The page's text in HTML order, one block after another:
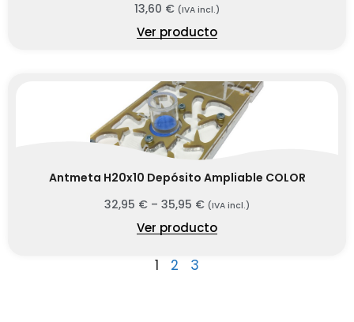
13,60 € (IVA incl.)
Ver producto
Antmeta H20x10 Depósito Ampliable COLOR
32,95 € – 35,95 € (IVA incl.)
Ver producto
1 2 3